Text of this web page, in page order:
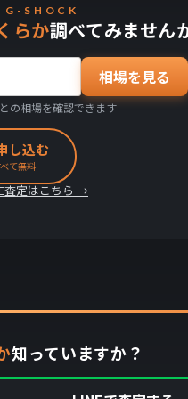
G-SHOCK
らか調べてみません
相場を見る
の相場を確認できます
し込む
て無料
査定はこちら →
知っていますか？